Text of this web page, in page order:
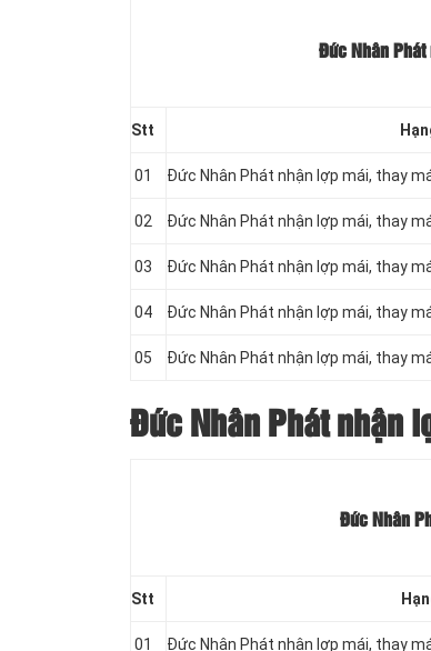
Đức Nhân Phát
Stt
01 Đức Nhân Phát nhận lợp mái, thay
02 Đức Nhân Phát nhận lợp mái, thay
03 Đức Nhân Phát nhận lợp mái, thay
04 Đức Nhân Phát nhận lợp mái, thay
05 Đức Nhân Phát nhận lợp mái, thay
Đức Nhân Phát nhận
Đức Nhân
Stt
01 Đức Nhân Phát nhận lợp mái, thay